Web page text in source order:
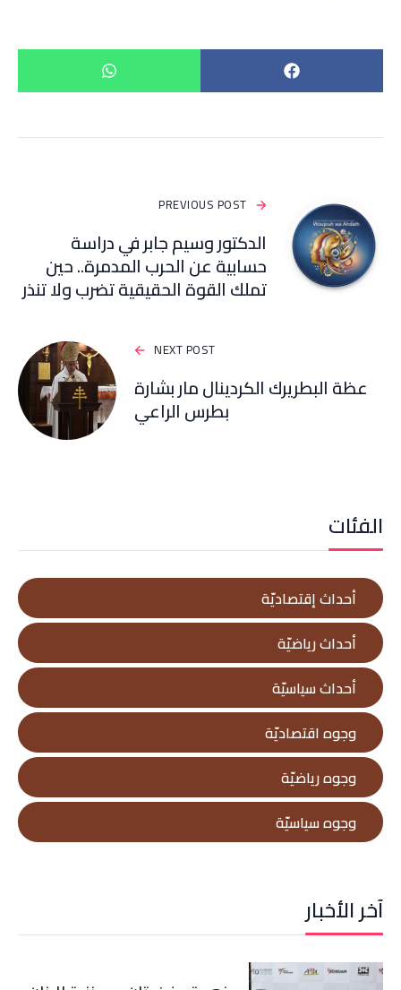
PREVIOUS POST
الدكتور وسيم جابر في دراسة
حسابية عن الحرب المدمرة.. حين
تملك القوة الحقيقية تضرب ولا تنذر
NEXT POST
عظة البطريرك الكردينال مار بشارة
بطرس الراعي
الفئات
أحداث إقتصاديّة
أحداث رياضيّة
أحداث سياسيّة
وجوه اقتصاديّة
وجوه رياضيّة
وجوه سياسيّة
آخر الأخبار